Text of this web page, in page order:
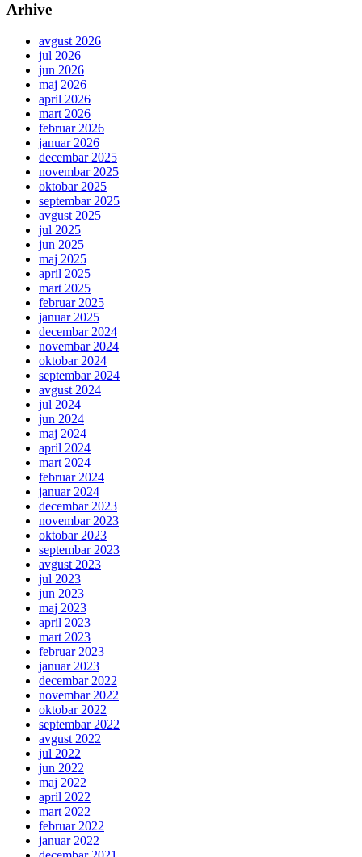
Arhive
avgust 2026
jul 2026
jun 2026
maj 2026
april 2026
mart 2026
februar 2026
januar 2026
decembar 2025
novembar 2025
oktobar 2025
septembar 2025
avgust 2025
jul 2025
jun 2025
maj 2025
april 2025
mart 2025
februar 2025
januar 2025
decembar 2024
novembar 2024
oktobar 2024
septembar 2024
avgust 2024
jul 2024
jun 2024
maj 2024
april 2024
mart 2024
februar 2024
januar 2024
decembar 2023
novembar 2023
oktobar 2023
septembar 2023
avgust 2023
jul 2023
jun 2023
maj 2023
april 2023
mart 2023
februar 2023
januar 2023
decembar 2022
novembar 2022
oktobar 2022
septembar 2022
avgust 2022
jul 2022
jun 2022
maj 2022
april 2022
mart 2022
februar 2022
januar 2022